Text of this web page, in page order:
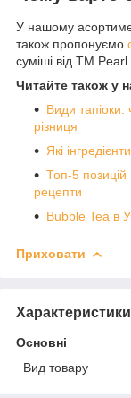
У нашому
також пропонуємо
суміші від ТМ Pearl
Читайте також у
Види
різниця
Які
Топ-5
рецепти
Bubble Tea в
Приховати
Характеристики
Основні
Вид товару